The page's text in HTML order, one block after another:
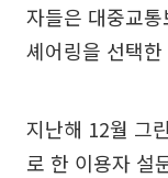
자들은 대중교
셰어링을 선택
지난해 12월 그
로 한 이용자 설